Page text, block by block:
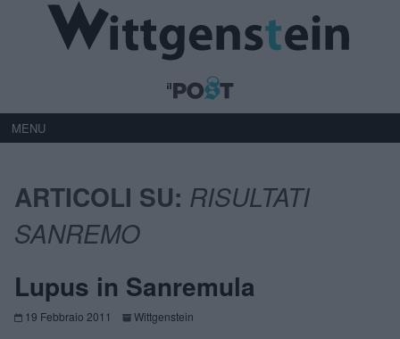
MENU
ARTICOLI SU: RISULTATI
SANREMO
Lupus in Sanremula
19 Febbraio 2011 Wittgenstein